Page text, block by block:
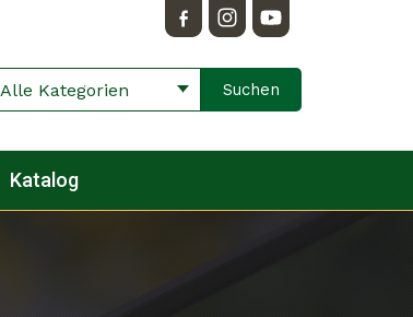
Alle Kategorien
Katalog